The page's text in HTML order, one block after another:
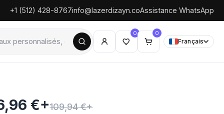
+1 (512) 428-8767info@lazerdizayn.coAssistance WhatsApp
0 0
Français
€+109,94 €+